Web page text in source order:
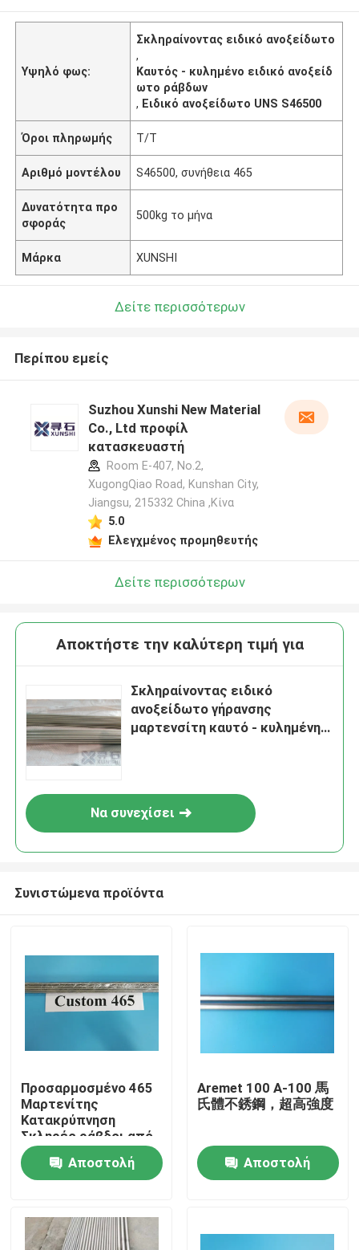
Σπίτι
Βίντεο
Υψηλό φως:
Σκληραίνοντας ειδικό ανοξείδωτο
,
Καυτός - κυλημένο ειδικό ανοξείδ
ωτο ράβδων
, Ειδικό ανοξείδωτο UNS S46500
Όροι πληρωμής T/T
Αριθμό μοντέλου S46500, συνήθεια 465
Δυνατότητα προ
σφοράς
500kg το μήνα
Μάρκα XUNSHI
Δείτε περισσότερων
Περίπου εμείς
Suzhou Xunshi New Material
Co., Ltd προφίλ
κατασκευαστή
Room E-407, No.2,
XugongQiao Road, Kunshan City,
Jiangsu, 215332 China ,Κίνα
5.0
Ελεγχμένος προμηθευτής
Δείτε περισσότερων
Αποκτήστε την καλύτερη τιμή για
Σκληραίνοντας ειδικό
ανοξείδωτο γήρανσης
μαρτενσίτη καυτό - κυλημένη
Να συνεχίσει
Συνιστώμενα προϊόντα
Προσαρμοσμένο 465
Μαρτενίτης
Κατακρύπνηση
Σκληρές ράβδοι από
ανοξείδωτο χάλυβα
S46500 Υψηλή
αντοχή για
εφαρμογές
Αποστολή
Aremet 100 A-100 馬
氏體不銹鋼，超高強度
Αποστολή